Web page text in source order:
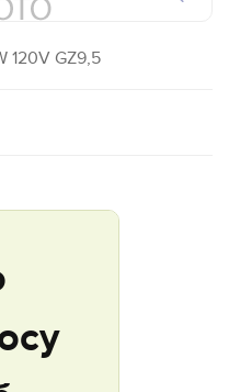
120V GZ9,5